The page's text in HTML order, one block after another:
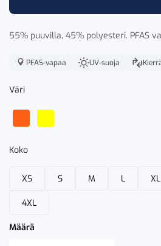
55% puuvilla, 45% polyesteri. PFAS
PFAS-vapaa UV-suoja
Väri
Koko
XS S M L XL
4XL
Määrä